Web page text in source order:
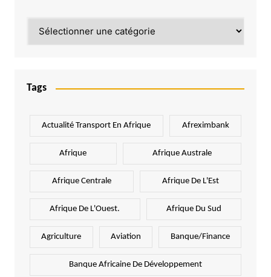
Tags
Actualité Transport En Afrique Afreximbank
Afrique Afrique Australe
Afrique Centrale Afrique De L'Est
Afrique De L'Ouest. Afrique Du Sud
Agriculture Aviation Banque/Finance
Banque Africaine De Développement